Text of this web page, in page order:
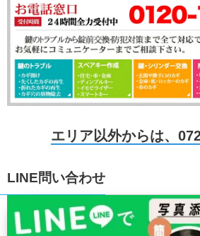
エリア以外からは、
LINE問い合わせ